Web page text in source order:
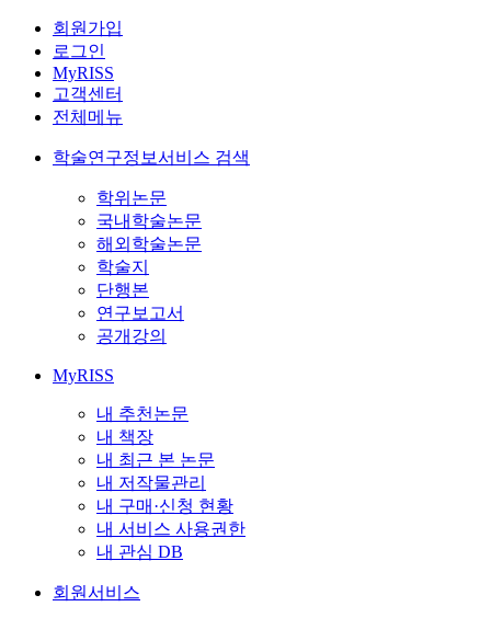
회원가입
로그인
MyRISS
고객센터
전체메뉴
학술연구정보서비스 검색
학위논문
국내학술논문
해외학술논문
학술지
단행본
연구보고서
공개강의
MyRISS
내 추천논문
내 책장
내 최근 본 논문
내 저작물관리
내 구매·신청 현황
내 서비스 사용권한
내 관심 DB
회원서비스